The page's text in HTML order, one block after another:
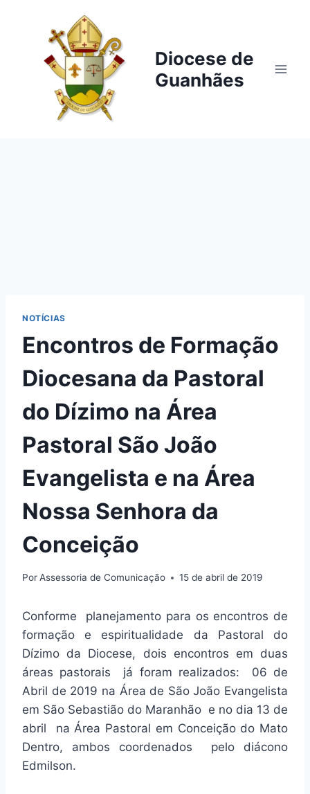
Conteúdo
Diocese de
Guanhães
NOTÍCIAS
Encontros de Formação
Diocesana da Pastoral
do Dízimo na Área
Pastoral São João
Evangelista e na Área
Nossa Senhora da
Conceição
PorAssessoria de Comunicação 15 de abril de 2019
Conforme planejamento para os encontros de
formação e espiritualidade da Pastoral do
Dízimo da Diocese, dois encontros em duas
áreas pastorais já foram realizados: 06 de
Abril de 2019 na Área de São João Evangelista
em São Sebastião do Maranhão e no dia 13 de
abril na Área Pastoral em Conceição do Mato
Dentro, ambos coordenados pelo diácono
Edmilson.